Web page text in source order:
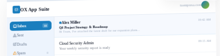
OX App Suite
tuempresa.com
Inbox 18
Sent
Drafts
Spam 0
Alex Miller
10:42 AM
Q4 Project Strategy & Roadmap
Hi Team, I've attached the latest draft for our expansion plans...
Cloud Security Admin
09:15 AM
Your weekly security report is ready